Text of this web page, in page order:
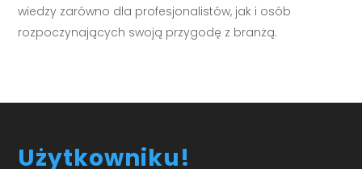
wiedzy zarówno dla profesjonalistów, jak i osób
rozpoczynających swoją przygodę z branżą.
Użytkowniku!